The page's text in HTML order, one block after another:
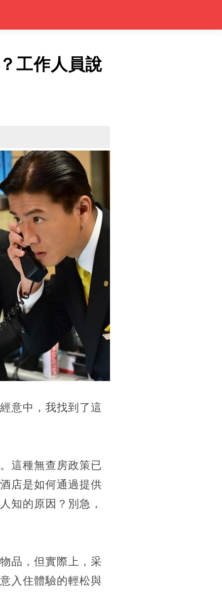
工作人員說
意中，我找到了這
這種無查房政策已
店是如何通過提供
知的原因？別急，
品，但實際上，采
入住體驗的輕松與